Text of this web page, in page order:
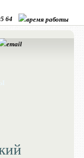
64